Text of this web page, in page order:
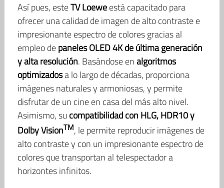
Así pues, esteTV Loeweestá capacitado para
ofrecer una calidad de imagen de alto contraste e
impresionante espectro de colores gracias al
empleo depaneles OLED 4K de última generación
y alta resolución. Basándose enalgoritmos
optimizadosa lo largo de décadas, proporciona
imágenes naturales y armoniosas, y permite
disfrutar de un cine en casa del más alto nivel.
Asimismo, su compatibilidad con HLG, HDR10 y
Dolby VisionTM, le permite reproducir imágenes de
alto contraste y con un impresionante espectro de
colores que transportan al telespectador a
horizontes infinitos.